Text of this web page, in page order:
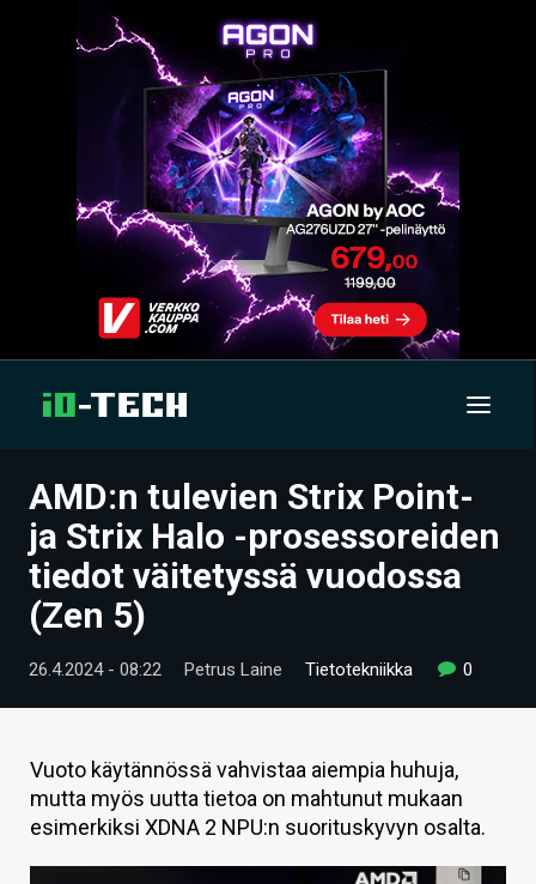
UUTISET
ARTIKKELIT
VIDEOT
TECHBBS
HINTA.FI
KAUPPA
VAIHDA TEEMA
AMD:n tulevien Strix Point-
ja Strix Halo -prosessoreiden
tiedot väitetyssä vuodossa
(Zen 5)
26.4.2024 - 08:22 Petrus Laine Tietotekniikka 0
Vuoto käytännössä vahvistaa aiempia huhuja,
mutta myös uutta tietoa on mahtunut mukaan
esimerkiksi XDNA 2 NPU:n suorituskyvyn osalta.